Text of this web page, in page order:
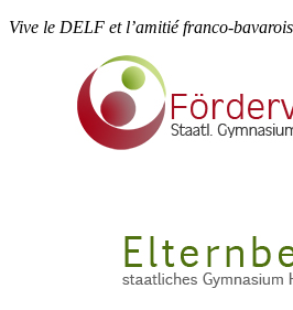
Vive le DELF et l’amitié franco-